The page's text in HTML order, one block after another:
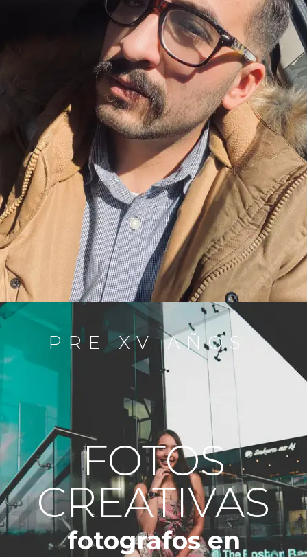
PRE XV AÑOS
FOTOS
CREATIVAS
fotografos en